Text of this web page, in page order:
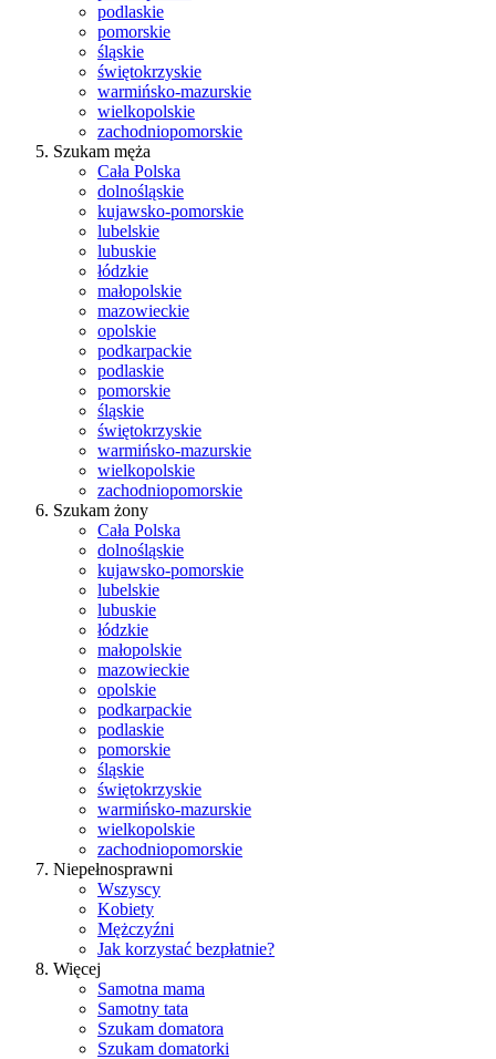
podlaskie
pomorskie
śląskie
świętokrzyskie
warmińsko-mazurskie
wielkopolskie
zachodniopomorskie
Szukam męża
Cała Polska
dolnośląskie
kujawsko-pomorskie
lubelskie
lubuskie
łódzkie
małopolskie
mazowieckie
opolskie
podkarpackie
podlaskie
pomorskie
śląskie
świętokrzyskie
warmińsko-mazurskie
wielkopolskie
zachodniopomorskie
Szukam żony
Cała Polska
dolnośląskie
kujawsko-pomorskie
lubelskie
lubuskie
łódzkie
małopolskie
mazowieckie
opolskie
podkarpackie
podlaskie
pomorskie
śląskie
świętokrzyskie
warmińsko-mazurskie
wielkopolskie
zachodniopomorskie
Niepełnosprawni
Wszyscy
Kobiety
Mężczyźni
Jak korzystać bezpłatnie?
Więcej
Samotna mama
Samotny tata
Szukam domatora
Szukam domatorki